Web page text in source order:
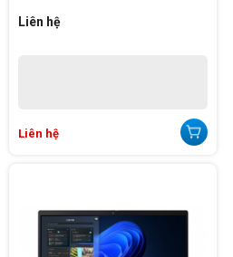
Liên hệ
Liên hệ